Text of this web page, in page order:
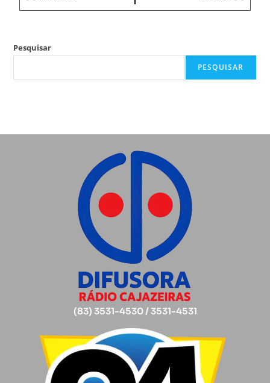
Pesquisar
PESQUISAR
(83) 3531-4530 / 3531-4531